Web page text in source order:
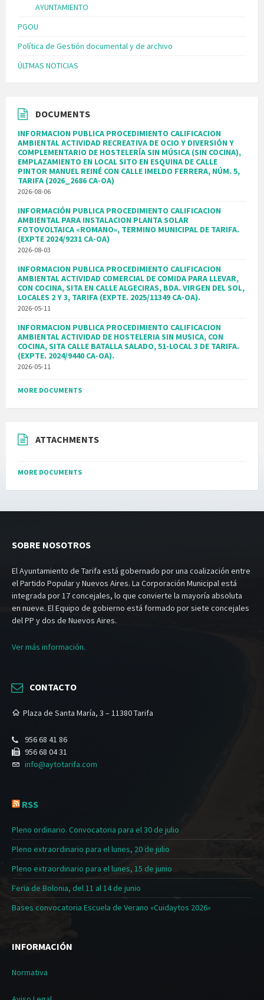
AYUNTAMIENTO
PGOU
Política de Gestión documental y de archivo
ÚLTMAS NOTICIAS
DOCUMENTS
INFORMACION PUBLICA PROCEDIMIENTO CALIFICACION
AMBIENTAL ACTIVIDAD RECREATIVA DE OCIO Y DIVERSIÓN Y
COMPLEMENTARIO DE HOSTELERÍA SIN MÚSICA (SIN COCINA),
EMPLAZAMIENTO EN LOCAL SITO EN ESQUINA DE CALLE
PINTOR MANUEL REINÉ CON CALLE IMELDO FERRERA, NÚM. 5,
TARIFA (2026_2686 CA-OA)
2026-08-06
INFORMACIÓN PUBLICA PROCEDIMIENTO CALIFICACION
AMBIENTAL PARA INSTALACION PLANTA SOLAR
FOTOVOLTAICA «ROMANO», TERMINO MUNICIPAL DE TARIFA.
(EXPTE 2024/9231 CA-OA)
2026-08-03
INFORMACION PUBLICA PROCEDIMIENTO CALIFICACION
AMBIENTAL ACTIVIDAD COMERCIAL DE COMIDA PARA LLEVAR,
CON COCINA, SITA EN CALLE ALGECIRAS, BDA. VIRGEN DEL SOL,
LOCALES 2 Y 3, TARIFA (EXPTE. 2025/11349 CA-OA).
2026-05-11
INFORMACION PUBLICA PROCEDIMIENTO CALIFICACION
AMBIENTAL ACTIVIDAD DE HOSTELERIA SIN MUSICA, CON
COCINA, SITA CALLE BATALLA SALADO, 51-LOCAL 3 DE TARIFA.
(EXPTE. 2024/9440 CA-OA).
2026-05-11
MORE DOCUMENTS
ATTACHMENTS
MORE DOCUMENTS
SOBRE NOSOTROS
El Ayuntamiento de Tarifa está gobernado por una coalización entre
el Partido Popular y Nuevos Aires. La Corporación Municipal está
integrada por 17 concejales, lo que convierte la mayoría absoluta
en nueve. El Equipo de gobierno está formado por siete concejales
del PP y dos de Nuevos Aires.
Ver más información.
CONTACTO
Plaza de Santa María, 3 – 11380 Tarifa
956 68 41 86
956 68 04 31
info@aytotarifa.com
RSS
Pleno ordinario. Convocatoria para el 30 de julio
Pleno extraordinario para el lunes, 20 de julio
Pleno extraordinario para el lunes, 15 de junio
Feria de Bolonia, del 11 al 14 de junio
Bases convocatoria Escuela de Verano «Cuidaytos 2026»
INFORMACIÓN
Normativa